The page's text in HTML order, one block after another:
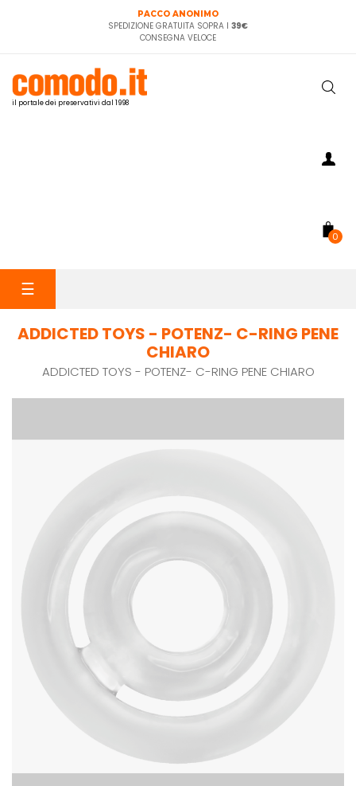
PACCO ANONIMO
SPEDIZIONE GRATUITA SOPRA I 39€
CONSEGNA VELOCE
il portale dei preservativi dal 1998
0
navigazione
☰
ADDICTED TOYS - POTENZ- C-RING PENE
CHIARO
ADDICTED TOYS - POTENZ- C-RING PENE CHIARO